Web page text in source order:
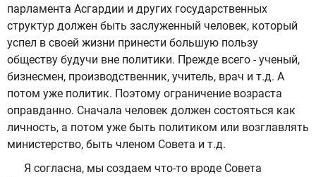
парламента Асгардии и других государственных
структур должен быть заслуженный человек, который
успел в своей жизни принести большую пользу
обществу будучи вне политики. Прежде всего - ученый,
бизнесмен, производственник, учитель, врач и т.д. А
потом уже политик. Поэтому ограничение возраста
оправданно. Сначала человек должен состояться как
личность, а потом уже быть политиком или возглавлять
министерство, быть членом Совета и т.д.
Я согласна, мы создаем что-то вроде Совета